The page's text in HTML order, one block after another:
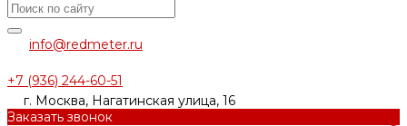
info@redmeter.ru
+7 (936) 244-60-51
г. Москва, Нагатинская улица, 16
Заказать звонок